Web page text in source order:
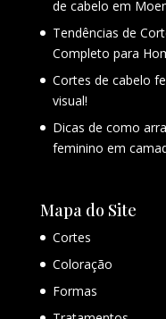
de cabelo em
Tendências de
Completo para
Cortes de cabelo
visual!
Dicas de como
feminino em
Mapa do Site
Cortes
Coloração
Formas